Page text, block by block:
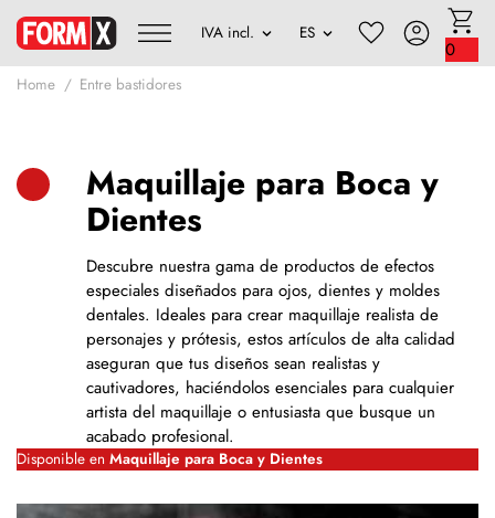
0
Home Entre bastidores
Maquillaje para Boca y
Dientes
Descubre nuestra gama de productos de efectos
especiales diseñados para ojos, dientes y moldes
dentales. Ideales para crear maquillaje realista de
personajes y prótesis, estos artículos de alta calidad
aseguran que tus diseños sean realistas y
cautivadores, haciéndolos esenciales para cualquier
artista del maquillaje o entusiasta que busque un
acabado profesional.
Disponible en Maquillaje para Boca y Dientes